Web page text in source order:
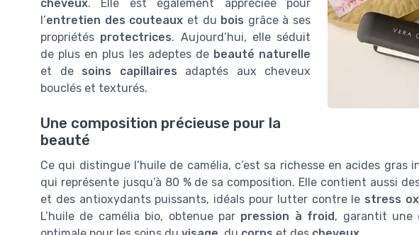
cheveux. Elle est également appréciée pour
l’entretien des couteaux et du bois grâce à ses
propriétés protectrices. Aujourd’hui, elle séduit
de plus en plus les adeptes de beauté naturelle
et de soins capillaires adaptés aux cheveux
bouclés et texturés.
Une composition précieuse pour la
beauté
Ce qui distingue l’huile de camélia, c’est sa richesse en acides gras
qui représente jusqu’à 80 % de sa composition. Elle contient aussi
et des antioxydants puissants, idéals pour lutter contre le stress
L’huile de camélia bio, obtenue par pression à froid, garantit une